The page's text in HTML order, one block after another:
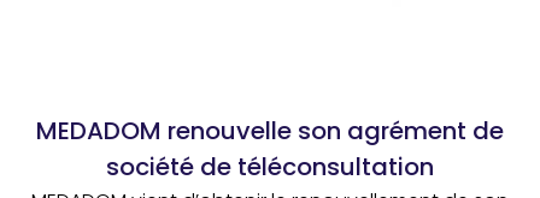
MEDADOM renouvelle son agrément de
société de téléconsultation